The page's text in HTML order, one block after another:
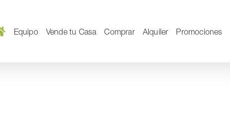
Equipo Vende tu Casa Comprar Alquiler Promociones